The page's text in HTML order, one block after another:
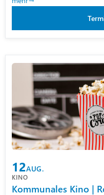
12AUG.
KINO
Kommunales Kino |